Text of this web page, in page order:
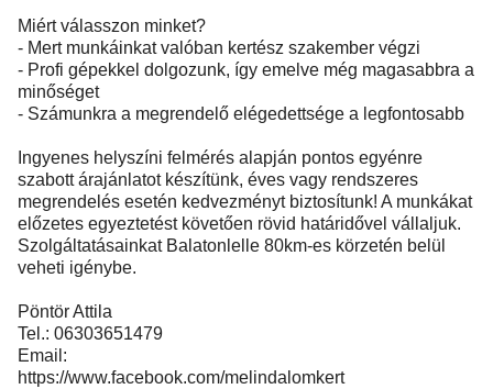
Miért válasszon minket?
- Mert munkáinkat valóban kertész szakember végzi
- Profi gépekkel dolgozunk, így emelve még magasabbra a
minőséget
- Számunkra a megrendelő elégedettsége a legfontosabb
Ingyenes helyszíni felmérés alapján pontos egyénre
szabott árajánlatot készítünk, éves vagy rendszeres
megrendelés esetén kedvezményt biztosítunk! A munkákat
előzetes egyeztetést követően rövid határidővel vállaljuk.
Szolgáltatásainkat Balatonlelle 80km-es körzetén belül
veheti igénybe.
Pöntör Attila
Tel.: 06303651479
Email:
https://www.facebook.com/melindalomkert